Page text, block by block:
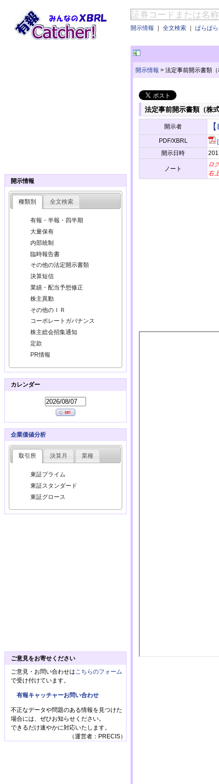
開示情報 ｜ 全文検索 ｜ ぱらぱ
開示情報 > 法定事前開示書類
法定事前開示書類（株
開示者
PDF/XBRL
開示日時
ノート
ロ
右
開示情報
種類別 全文検索
有報・半報・四半期
大量保有
内部統制
臨時報告書
その他の法定開示書類
決算短信
業績・配当予想修正
株主異動
その他のＩＲ
コーポレートガバナンス
株主総会招集通知
定款
PR情報
カレンダー
企業価値分析
取引所 決算月 業種
東証プライム
東証スタンダード
東証グロース
ご意見をお寄せください
ご意見・お問い合わせは こちらのフォーム
で受け付けています。
有報キャッチャーお問い合わせ
不正なデータや問題のある情報を見つけた
場合には、ぜひお知らせください。
できるだけ速やかに対応いたします。
（運営者：PRECIS）